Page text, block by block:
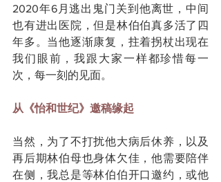
2020年6月逃出鬼门关到他离世，中间
也有进出医院，但是林伯伯真多活了四
年多。当他逐渐康复，拄着拐杖出现在
我们眼前，我跟大家一样都珍惜每一
次，每一刻的见面。
从《怡和世纪》邀稿缘起
当然，为了不打扰他大病后休养，以及
再后期林伯母也身体欠佳，他需要陪伴
在侧，我总是等林伯伯开口邀约，或他